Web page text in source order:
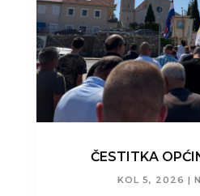
ČESTITKA
KOL 5, 2026 |